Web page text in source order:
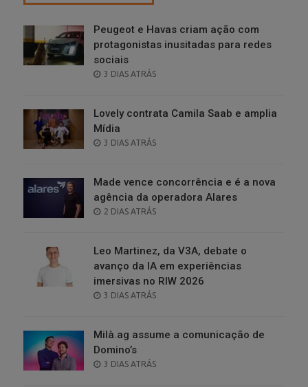
Peugeot e Havas criam ação com
protagonistas inusitadas para redes
sociais
POSTED
3 DIAS ATRÁS
Lovely contrata Camila Saab e amplia
Mídia
POSTED
3 DIAS ATRÁS
Made vence concorrência e é a nova
agência da operadora Alares
POSTED
2 DIAS ATRÁS
Leo Martinez, da V3A, debate o
avanço da IA em experiências
imersivas no RIW 2026
POSTED
3 DIAS ATRÁS
Milà.ag assume a comunicação de
Domino’s
POSTED
3 DIAS ATRÁS